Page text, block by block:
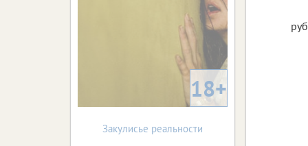
18+
Закулисье реальности